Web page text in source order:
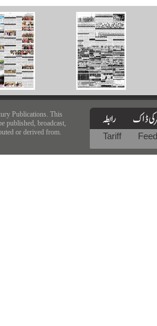
Publications. This
published, broadcast,
or derived from.
Tariff